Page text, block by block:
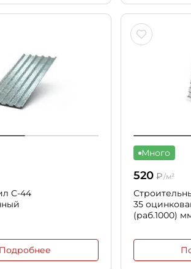
С-44
Подробнее
Много
520₽/м²
35
(раб.1000)